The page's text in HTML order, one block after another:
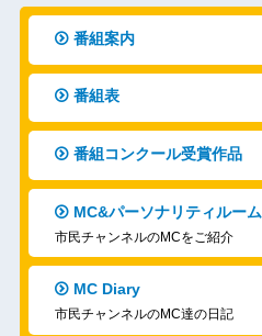
番組案内
番組表
番組コンクール受賞作品
MC&パーソナリティルーム
市民チャンネルのMCをご紹介
MC Diary
市民チャンネルのMC達の日記